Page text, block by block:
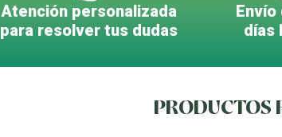
Atención personalizada
para resolver tus dudas
Envío
días
PRODUCTOS